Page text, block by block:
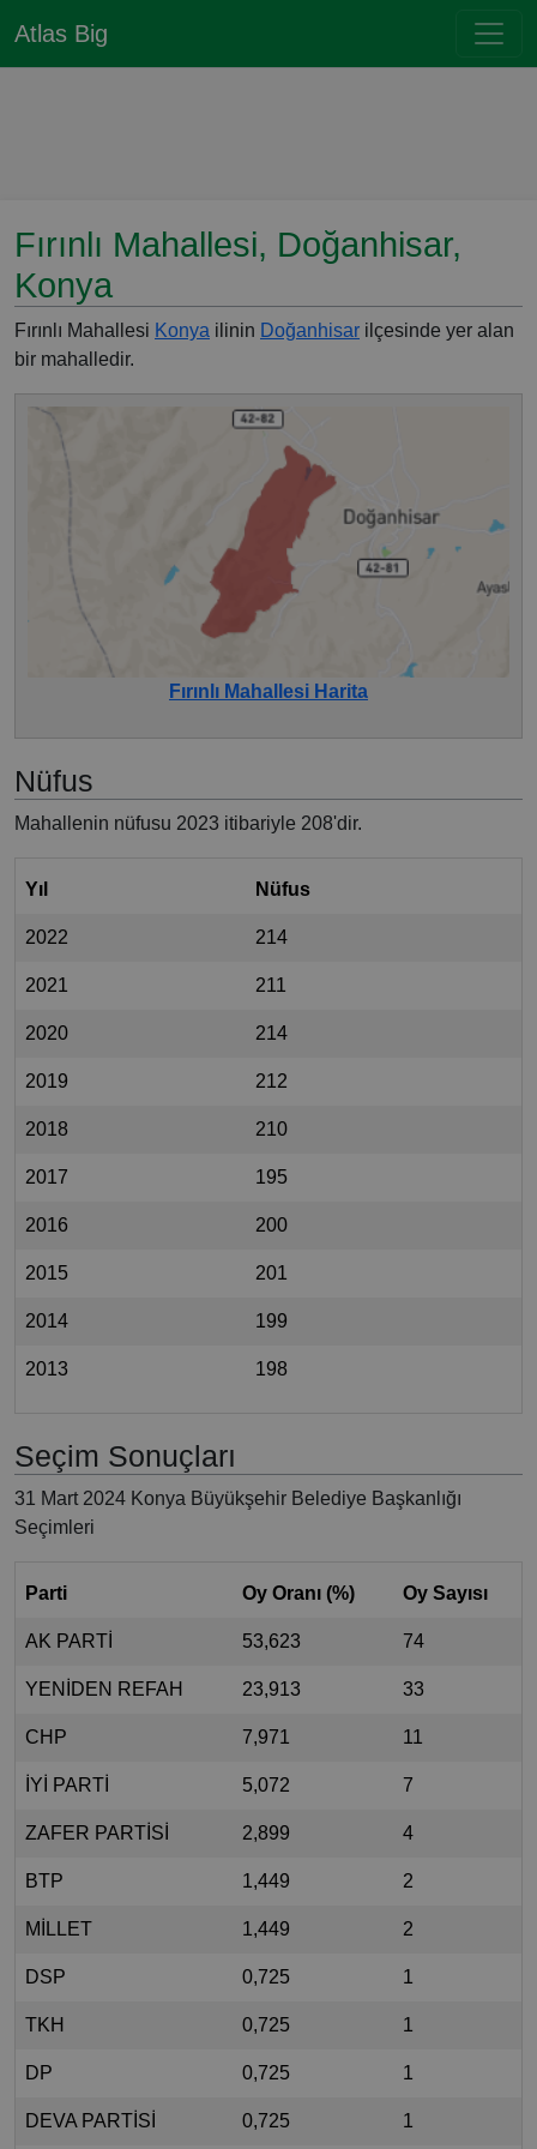
Atlas Big
Fırınlı Mahallesi, Doğanhisar,
Konya
Fırınlı Mahallesi Konya ilinin Doğanhisar ilçesinde yer alan
bir mahalledir.
Fırınlı Mahallesi Harita
Nüfus
Mahallenin nüfusu 2023 itibariyle 208'dir.
Yıl Nüfus
2022 214
2021 211
2020 214
2019 212
2018 210
2017 195
2016 200
2015 201
2014 199
2013 198
Seçim Sonuçları
31 Mart 2024 Konya Büyükşehir Belediye Başkanlığı
Seçimleri
Parti Oy Oranı (%) Oy Sayısı
AK PARTİ 53,623 74
YENİDEN REFAH 23,913 33
CHP 7,971 11
İYİ PARTİ 5,072 7
ZAFER PARTİSİ 2,899 4
BTP 1,449 2
MİLLET 1,449 2
DSP 0,725 1
TKH 0,725 1
DP 0,725 1
DEVA PARTİSİ 0,725 1